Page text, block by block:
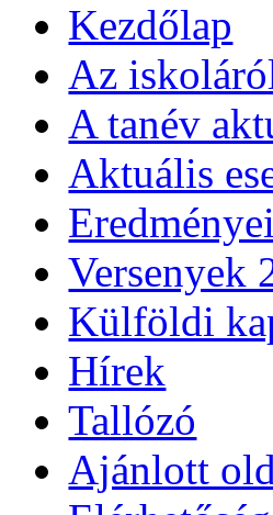
Kezdőlap
Az
A tanév
Aktuális
Versenyek
Külföldi
Hírek
Tallózó
Ajánlott